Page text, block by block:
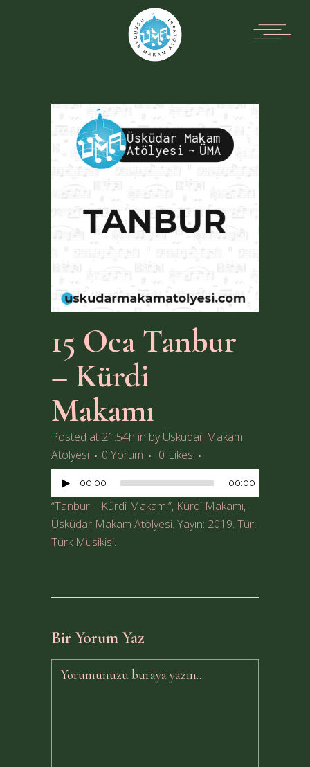
15 OcaTanbur
– Kürdi
Makamı
Posted at 21:54h in byÜsküdar Makam
Atölyesi
0 Yorum 0 Likes
00:00 00:00
“Tanbur – Kürdi Makamı”, Kürdi Makamı,
Üsküdar Makam Atölyesi. Yayın: 2019. Tür:
Türk Musikisi.
Bir Yorum Yaz